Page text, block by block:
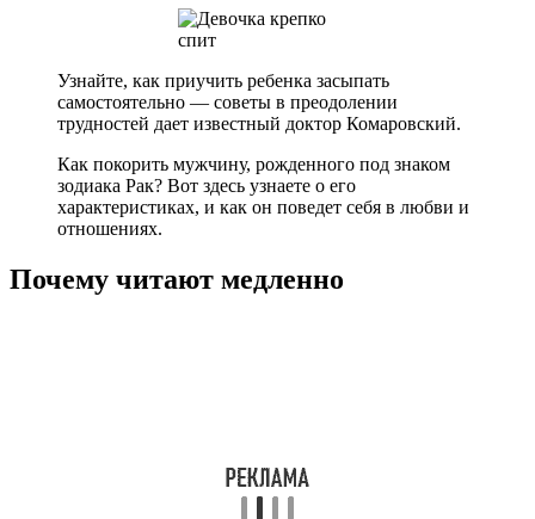
Узнайте, как приучить ребенка засыпать
самостоятельно — советы в преодолении
трудностей дает известный доктор Комаровский.
Как покорить мужчину, рожденного под знаком
зодиака Рак? Вот здесь узнаете о его
характеристиках, и как он поведет себя в любви и
отношениях.
Почему читают медленно